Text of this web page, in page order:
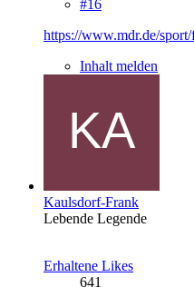
#16
https://www.mdr.de/
Inhalt melden
Kaulsdorf-Frank
Lebende Legende
Erhaltene Likes
641